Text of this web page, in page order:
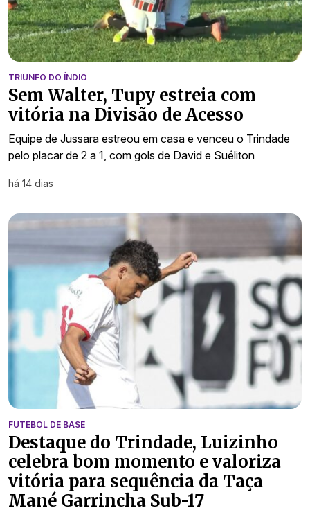
TRIUNFO DO ÍNDIO
Sem Walter, Tupy estreia com
vitória na Divisão de Acesso
Equipe de Jussara estreou em casa e venceu o Trindade
pelo placar de 2 a 1, com gols de David e Suéliton
há 14 dias
FUTEBOL DE BASE
Destaque do Trindade, Luizinho
celebra bom momento e valoriza
vitória para sequência da Taça
Mané Garrincha Sub-17